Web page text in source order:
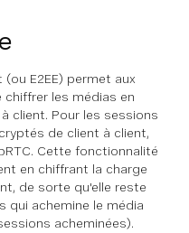
E2EE) permet aux
les médias en
client. Pour les sessions
de client à client,
Cette fonctionnalité
en chiffrant la charge
de sorte qu'elle reste
qui achemine le média
acheminées).